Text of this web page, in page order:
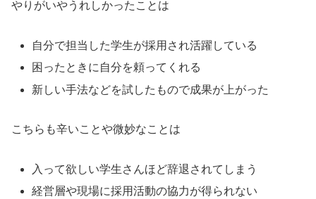
やりがいやうれしかったことは
自分で担当した学生が採用され活躍している
困ったときに自分を頼ってくれる
新しい手法などを試したもので成果が上がった
こちらも辛いことや微妙なことは
入って欲しい学生さんほど辞退されてしまう
経営層や現場に採用活動の協力が得られない